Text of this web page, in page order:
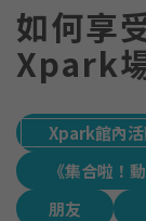
如何享
Xpark
Xpark館內
《集合啦！
朋友